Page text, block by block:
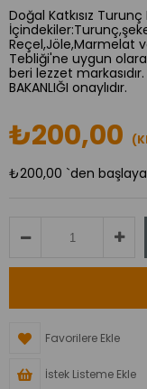
Doğal Katkısız
Reçel,Jöle,Marmelat
Tebliği'ne uygun
beri lezzet
BAKANLIĞI onaylıdır.
₺200,00
₺200,00 `den
Favorilere Ekle
İstek Listeme Ekle